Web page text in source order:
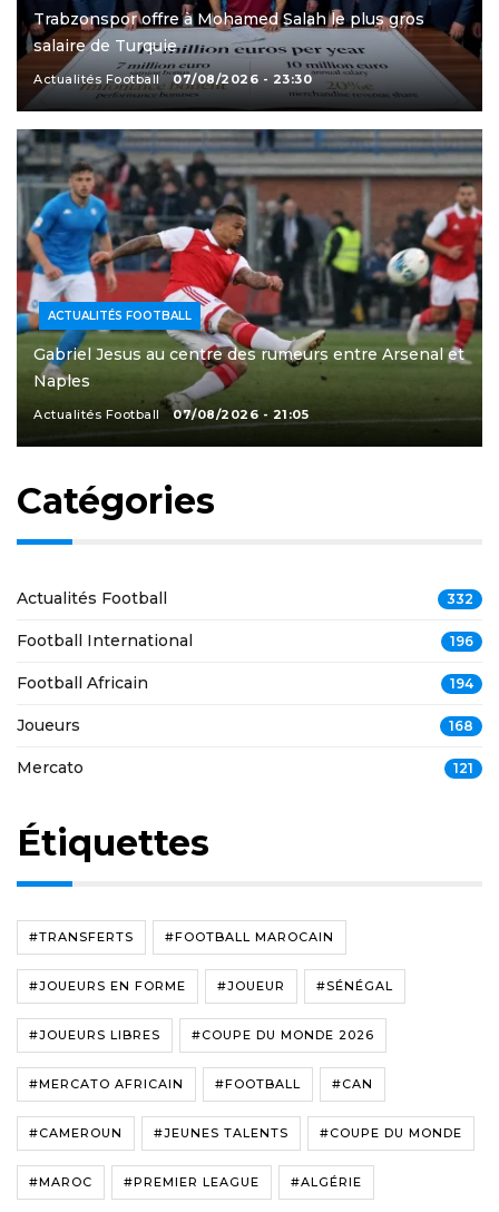
Trabzonspor offre à Mohamed Salah le plus gros
salaire de Turquie
Actualités Football 07/08/2026 - 23:30
ACTUALITÉS FOOTBALL
Gabriel Jesus au centre des rumeurs entre Arsenal et
Naples
Actualités Football 07/08/2026 - 21:05
Catégories
Actualités Football 332
Football International 196
Football Africain 194
Joueurs 168
Mercato 121
Étiquettes
#TRANSFERTS #FOOTBALL MAROCAIN
#JOUEURS EN FORME #JOUEUR #SÉNÉGAL
#JOUEURS LIBRES #COUPE DU MONDE 2026
#MERCATO AFRICAIN #FOOTBALL #CAN
#CAMEROUN #JEUNES TALENTS #COUPE DU MONDE
#MAROC #PREMIER LEAGUE #ALGÉRIE